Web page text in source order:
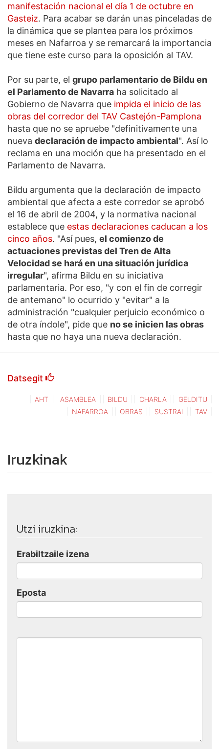
manifestación nacional el día 1 de octubre en
Gasteiz. Para acabar se darán unas pinceladas de
la dinámica que se plantea para los próximos
meses en Nafarroa y se remarcará la importancia
que tiene este curso para la oposición al TAV.
Por su parte, el grupo parlamentario de Bildu en
el Parlamento de Navarra ha solicitado al
Gobierno de Navarra que impida el inicio de las
obras del corredor del TAV Castejón-Pamplona
hasta que no se apruebe "definitivamente una
nueva declaración de impacto ambiental". Así lo
reclama en una moción que ha presentado en el
Parlamento de Navarra.
Bildu argumenta que la declaración de impacto
ambiental que afecta a este corredor se aprobó
el 16 de abril de 2004, y la normativa nacional
establece que estas declaraciones caducan a los
cinco años. "Así pues, el comienzo de
actuaciones previstas del Tren de Alta
Velocidad se hará en una situación jurídica
irregular", afirma Bildu en su iniciativa
parlamentaria. Por eso, "y con el fin de corregir
de antemano" lo ocurrido y "evitar" a la
administración "cualquier perjuicio económico o
de otra índole", pide que no se inicien las obras
hasta que no haya una nueva declaración.
Datsegit
AHT ASAMBLEA BILDU CHARLA
GELDITU
NAFARROA
OBRAS SUSTRAI TAV
Iruzkinak
Utzi iruzkina:
Erabiltzaile izena
Eposta